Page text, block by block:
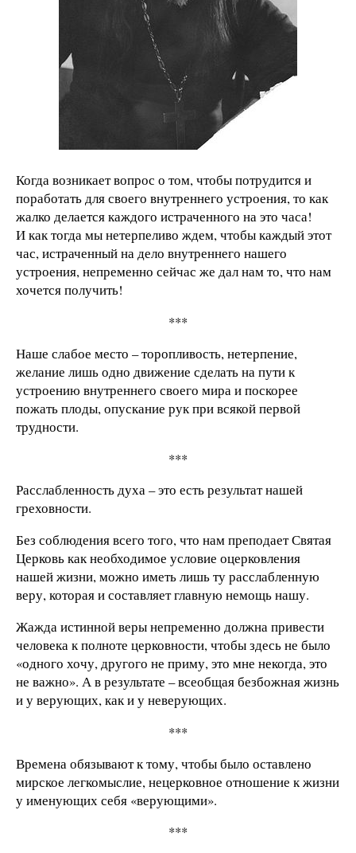
Когда возникает вопрос о том, чтобы потрудится и
поработать для своего внутреннего устроения, то как
жалко делается каждого истраченного на это часа!
И как тогда мы нетерпеливо ждем, чтобы каждый этот
час, истраченный на дело внутреннего нашего
устроения, непременно сейчас же дал нам то, что нам
хочется получить!
***
Наше слабое место – торопливость, нетерпение,
желание лишь одно движение сделать на пути к
устроению внутреннего своего мира и поскорее
пожать плоды, опускание рук при всякой первой
трудности.
***
Расслабленность духа – это есть результат нашей
греховности.
Без соблюдения всего того, что нам преподает Святая
Церковь как необходимое условие оцерковления
нашей жизни, можно иметь лишь ту расслабленную
веру, которая и составляет главную немощь нашу.
Жажда истинной веры непременно должна привести
человека к полноте церковности, чтобы здесь не было
«одного хочу, другого не приму, это мне некогда, это
не важно». А в результате – всеобщая безбожная жизнь
и у верующих, как и у неверующих.
***
Времена обязывают к тому, чтобы было оставлено
мирское легкомыслие, нецерковное отношение к жизни
у именующих себя «верующими».
***